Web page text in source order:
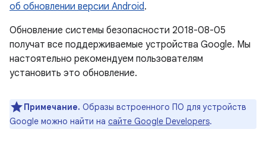
об обновлении версии Android.
Обновление системы безопасности 2018-08-05
получат все поддерживаемые устройства Google. Мы
настоятельно рекомендуем пользователям
установить это обновление.
Примечание. Образы встроенного ПО для устройств
Google можно найти на сайте Google Developers.